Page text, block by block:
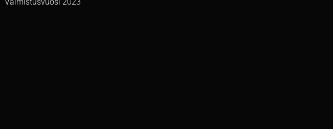
Valmistusvuosi 2023